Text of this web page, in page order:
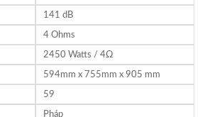
141 dB
4 Ohms
2450 Watts / 4Ω
594mm x 755mm x 905 mm
59
Pháp